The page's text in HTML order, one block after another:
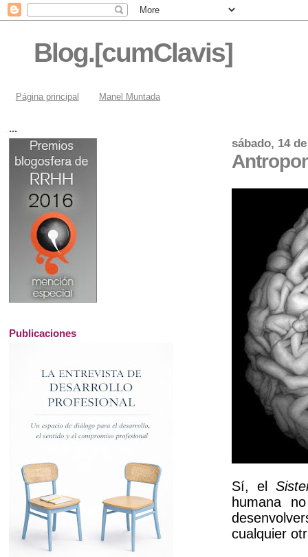
Blog.[cumClavis]
Página principal Manel Muntada
sábado, 14
Sí, el
humana
cualquier
...
Publicaciones